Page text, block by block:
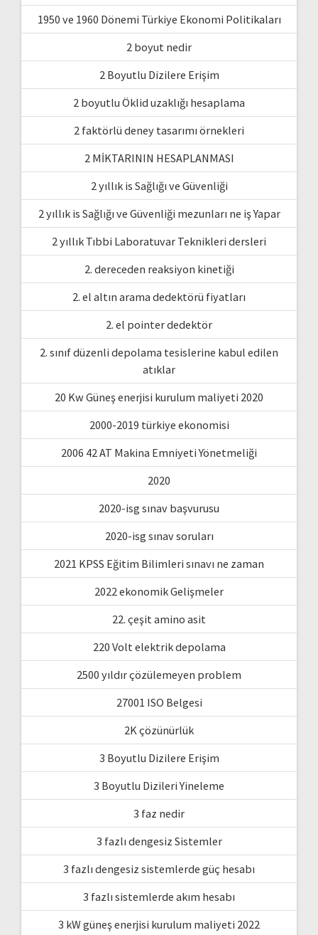
1950 ve 1960 Dönemi Türkiye Ekonomi Politikaları
2 boyut nedir
2 Boyutlu Dizilere Erişim
2 boyutlu Öklid uzaklığı hesaplama
2 faktörlü deney tasarımı örnekleri
2 MİKTARININ HESAPLANMASI
2 yıllık is Sağlığı ve Güvenliği
2 yıllık is Sağlığı ve Güvenliği mezunları ne iş Yapar
2 yıllık Tıbbi Laboratuvar Teknikleri dersleri
2. dereceden reaksiyon kinetiği
2. el altın arama dedektörü fiyatları
2. el pointer dedektör
2. sınıf düzenli depolama tesislerine kabul edilen
atıklar
20 Kw Güneş enerjisi kurulum maliyeti 2020
2000-2019 türkiye ekonomisi
2006 42 AT Makina Emniyeti Yönetmeliği
2020
2020-isg sınav başvurusu
2020-isg sınav soruları
2021 KPSS Eğitim Bilimleri sınavı ne zaman
2022 ekonomik Gelişmeler
22. çeşit amino asit
220 Volt elektrik depolama
2500 yıldır çözülemeyen problem
27001 ISO Belgesi
2K çözünürlük
3 Boyutlu Dizilere Erişim
3 Boyutlu Dizileri Yineleme
3 faz nedir
3 fazlı dengesiz Sistemler
3 fazlı dengesiz sistemlerde güç hesabı
3 fazlı sistemlerde akım hesabı
3 kW güneş enerjisi kurulum maliyeti 2022